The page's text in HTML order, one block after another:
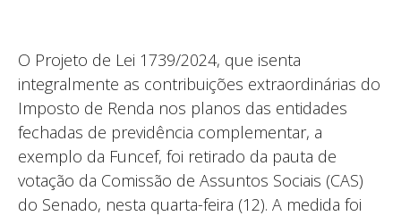
O Projeto de Lei 1739/2024, que isenta
integralmente as contribuições extraordinárias do
Imposto de Renda nos planos das entidades
fechadas de previdência complementar, a
exemplo da Funcef, foi retirado da pauta de
votação da Comissão de Assuntos Sociais (CAS)
do Senado, nesta quarta-feira (12). A medida foi